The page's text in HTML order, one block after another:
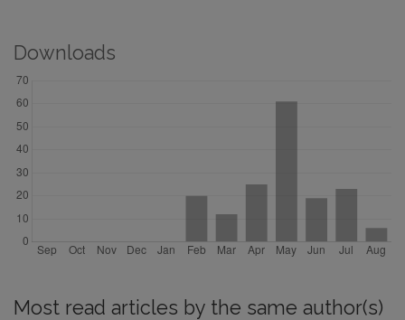
Downloads
Most read articles by the same author(s)